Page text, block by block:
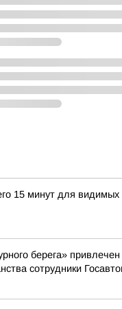
15 минут для видимых
берега»
сотрудники